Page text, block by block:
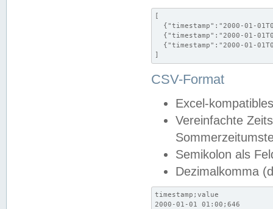
[
{"timestamp":"2000-01-
{"timestamp":"2000-01-
{"timestamp":"2000-01-
]
CSV-Format
Excel-
Vereinfachte
Semikolon als
Dezimalkomma
timestamp;value
2000-01-01 01:00;646